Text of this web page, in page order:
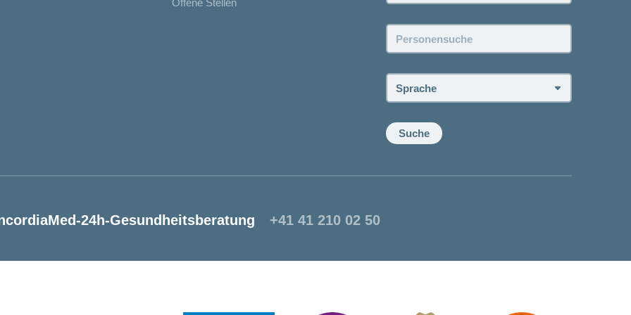
Offene Stellen
Personensuche:
Sprache:
Suche
24h-Gesundheitsberatung +41 41 210 02 50